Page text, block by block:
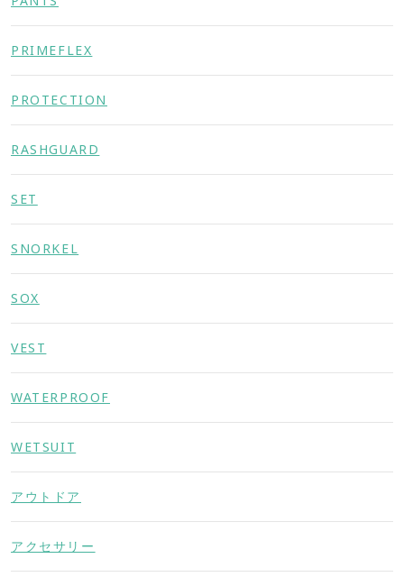
PRIMEFLEX
PROTECTION
RASHGUARD
SET
SNORKEL
SOX
VEST
WATERPROOF
WETSUIT
アウトドア
アクセサリー